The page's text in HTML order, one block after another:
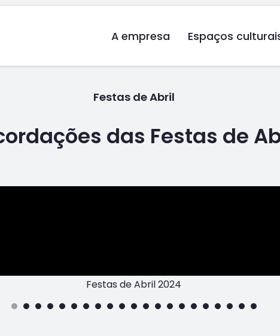
A empresa Espaços
Festas de Abril
das Festas de
Festas de Abril 2024